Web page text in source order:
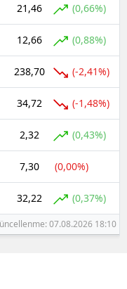
21,46 (0,66%)
12,66 (0,88%)
238,70 (-2,41%)
34,72 (-1,48%)
2,32 (0,43%)
7,30 (0,00%)
32,22 (0,37%)
07.08.2026 18:10